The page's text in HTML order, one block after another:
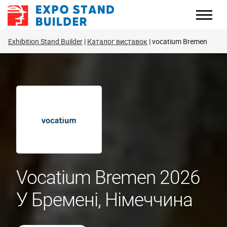
Перейти
Exhibition Stand Builder Каталог виставок vocatium Bremen
Vocatium Bremen 2026
У Бремені, Німеччина